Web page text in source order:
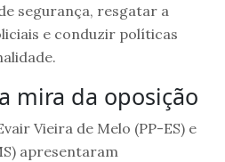
segurança, resgatar a
e conduzir políticas
mira da oposição
Vieira de Melo (PP-ES) e
apresentaram